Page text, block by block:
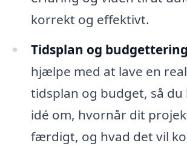
korrekt og effektivt.
Tidsplan og
hjælpe med at lave en
tidsplan og budget, så du
idé om, hvornår dit
færdigt, og hvad det vil